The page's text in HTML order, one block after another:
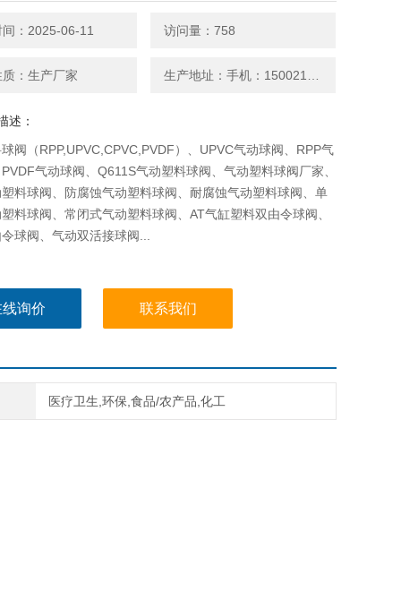
：2025-06-11 访问量：758
：生产厂家
述：
阀（RPP,UPVC,CPVC,PVDF）、UPVC气动球阀、RPP气
气动球阀、Q611S气动塑料球阀、气动塑料球阀厂家、
料球阀、防腐蚀气动塑料球阀、耐腐蚀气动塑料球阀、单
料球阀、常闭式气动塑料球阀、AT气缸塑料双由令球阀、
球阀、气动双活接球阀...
询价 联系我们
医疗卫生,环保,食品/农产品,化工